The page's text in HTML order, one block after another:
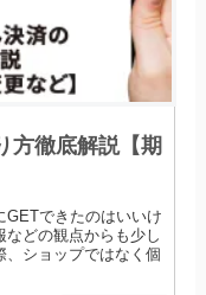
方徹底解説【期
GETできたのはいいけ
などの観点からも少し
、ショップではなく個